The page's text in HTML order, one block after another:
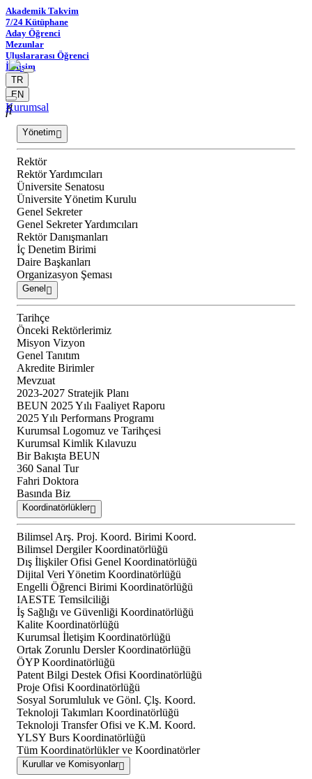
Akademik Takvim
7/24 Kütüphane
Aday Öğrenci
Mezunlar
Uluslararası Öğrenci
İletişim
TR
EN
Kurumsal
Yönetim
Rektör
Rektör Yardımcıları
Üniversite Senatosu
Üniversite Yönetim Kurulu
Genel Sekreter
Genel Sekreter Yardımcıları
Rektör Danışmanları
İç Denetim Birimi
Daire Başkanları
Organizasyon Şeması
Genel
Tarihçe
Önceki Rektörlerimiz
Misyon Vizyon
Genel Tanıtım
Akredite Birimler
Mevzuat
2023-2027 Stratejik Planı
BEUN 2025 Yılı Faaliyet Raporu
2025 Yılı Performans Programı
Kurumsal Logomuz ve Tarihçesi
Kurumsal Kimlik Kılavuzu
Bir Bakışta BEUN
360 Sanal Tur
Fahri Doktora
Basında Biz
Koordinatörlükler
Bilimsel Arş. Proj. Koord. Birimi Koord.
Bilimsel Dergiler Koordinatörlüğü
Dış İlişkiler Ofisi Genel Koordinatörlüğü
Dijital Veri Yönetim Koordinatörlüğü
Engelli Öğrenci Birimi Koordinatörlüğü
IAESTE Temsilciliği
İş Sağlığı ve Güvenliği Koordinatörlüğü
Kalite Koordinatörlüğü
Kurumsal İletişim Koordinatörlüğü
Ortak Zorunlu Dersler Koordinatörlüğü
ÖYP Koordinatörlüğü
Patent Bilgi Destek Ofisi Koordinatörlüğü
Proje Ofisi Koordinatörlüğü
Sosyal Sorumluluk ve Gönl. Çlş. Koord.
Teknoloji Takımları Koordinatörlüğü
Teknoloji Transfer Ofisi ve K.M. Koord.
YLSY Burs Koordinatörlüğü
Tüm Koordinatörlükler ve Koordinatörler
Kurullar ve Komisyonlar